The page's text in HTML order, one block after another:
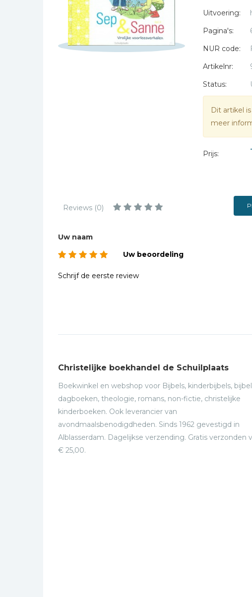
Benodigdheden voor
kerken
Christelijke spellen
Christelijke stripboeken
Management &
Toeristische kaarten en
Uitvoering:
Pagina's:
NUR code:
Artikelnr:
Status:
Dit artikel
meer
Prijs:
Reviews (0)
Uw naam
Uw beoordeling
Schrijf de eerste review
Christelijke boekhandel de Schuilplaats
Boekwinkel en webshop voor Bijbels, kinderbijbels,
dagboeken, theologie, romans, non-fictie, christelijke
kinderboeken. Ook leverancier van
avondmaalsbenodigdheden. Sinds 1962 gevestigd in
Alblasserdam. Dagelijkse verzending. Gratis verzonden
€ 25,00.